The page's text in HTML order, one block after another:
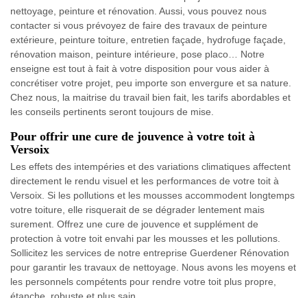
nettoyage, peinture et rénovation. Aussi, vous pouvez nous
contacter si vous prévoyez de faire des travaux de peinture
extérieure, peinture toiture, entretien façade, hydrofuge façade,
rénovation maison, peinture intérieure, pose placo… Notre
enseigne est tout à fait à votre disposition pour vous aider à
concrétiser votre projet, peu importe son envergure et sa nature.
Chez nous, la maitrise du travail bien fait, les tarifs abordables et
les conseils pertinents seront toujours de mise.
Pour offrir une cure de jouvence à votre toit à
Versoix
Les effets des intempéries et des variations climatiques affectent
directement le rendu visuel et les performances de votre toit à
Versoix. Si les pollutions et les mousses accommodent longtemps
votre toiture, elle risquerait de se dégrader lentement mais
surement. Offrez une cure de jouvence et supplément de
protection à votre toit envahi par les mousses et les pollutions.
Sollicitez les services de notre entreprise Guerdener Rénovation
pour garantir les travaux de nettoyage. Nous avons les moyens et
les personnels compétents pour rendre votre toit plus propre,